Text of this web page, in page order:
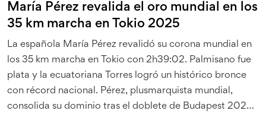
María Pérez revalida el oro mundial en los
35 km marcha en Tokio 2025
La española María Pérez revalidó su corona mundial en
los 35 km marcha en Tokio con 2h39:02. Palmisano fue
plata y la ecuatoriana Torres logró un histórico bronce
con récord nacional. Pérez, plusmarquista mundial,
consolida su dominio tras el doblete de Budapest 2023.